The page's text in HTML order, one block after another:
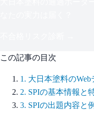
この記事の目次
1 . 大日本塗料の
2. SPIの基本情報と
3. SPIの出題内容と